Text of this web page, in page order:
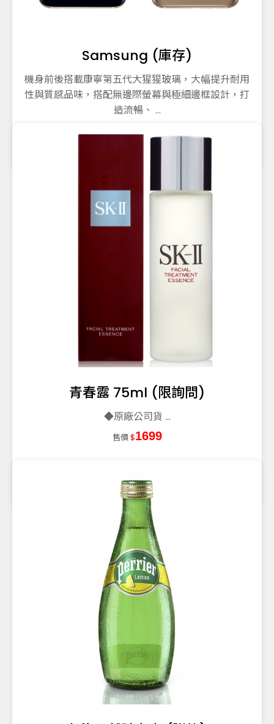
Samsung (庫存)
機身前後搭載康寧第五代大猩猩玻璃，大幅提升耐用
性與質感品味，搭配無邊際螢幕與極細邊框設計，打
造流暢、 ...
售價
青春露 75ml (限詢問)
◆原廠公司貨 ...
售價$1699